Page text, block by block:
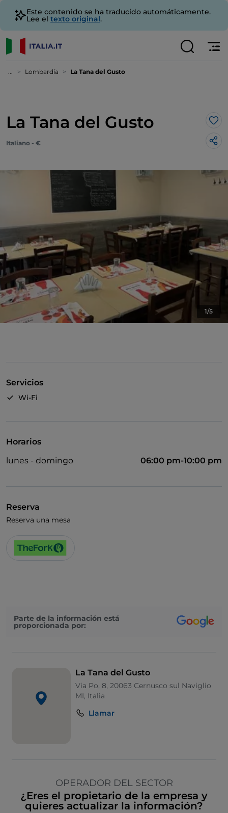
Este contenido se ha traducido automáticamente.
Lee el texto original.
... Lombardía La Tana del Gusto
La Tana del Gusto Me
Italiano - €
1/5
Servicios
Wi-Fi
Horarios
lunes - domingo
06:00 pm-10:00 pm
Reserva
Reserva una mesa
Parte de la información está
proporcionada por:
La Tana del Gusto
Via Po, 8, 20063 Cernusco sul Naviglio
MI, Italia
Llamar
OPERADOR DEL SECTOR
¿Eres el propietario de la empresa y
quieres actualizar la información?